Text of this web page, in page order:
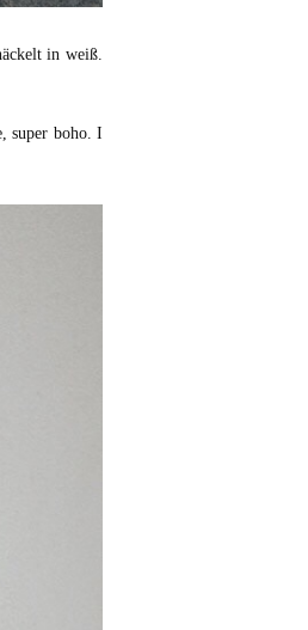
in weiß.
super boho. I